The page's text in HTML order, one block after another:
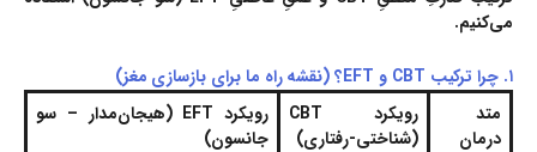
می‌کنیم.
۱. چرا ترکیب CBT و EFT؟ (نقشه راه ما برای بازسازی مغز)
متد
درمان
رویکرد CBT
(شناختی-رفتاری)
رویکرد EFT (هیجان‌مدار – سو
جانسون)